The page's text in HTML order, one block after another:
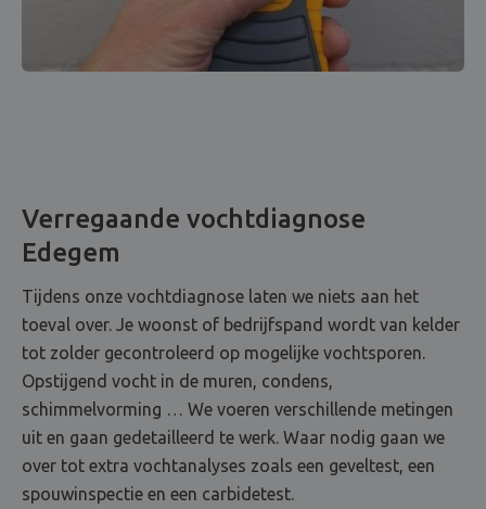
Verregaande vochtdiagnose
Edegem
Tijdens onze vochtdiagnose laten we niets aan het
toeval over. Je woonst of bedrijfspand wordt van kelder
tot zolder gecontroleerd op mogelijke vochtsporen.
Opstijgend vocht in de muren, condens,
schimmelvorming … We voeren verschillende metingen
uit en gaan gedetailleerd te werk. Waar nodig gaan we
over tot extra vochtanalyses zoals een geveltest, een
spouwinspectie en een carbidetest.